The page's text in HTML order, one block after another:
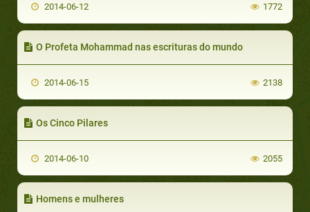
2014-06-12 1772
O Profeta Mohammad nas escrituras do mundo
2014-06-15 2138
Os Cinco Pilares
2014-06-10 2055
Homens e mulheres